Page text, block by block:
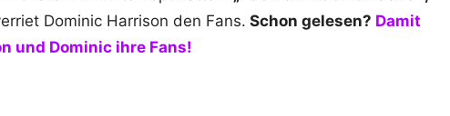
Dominic Harrison den Fans. Schon gelesen? Damit
und Dominic ihre Fans!